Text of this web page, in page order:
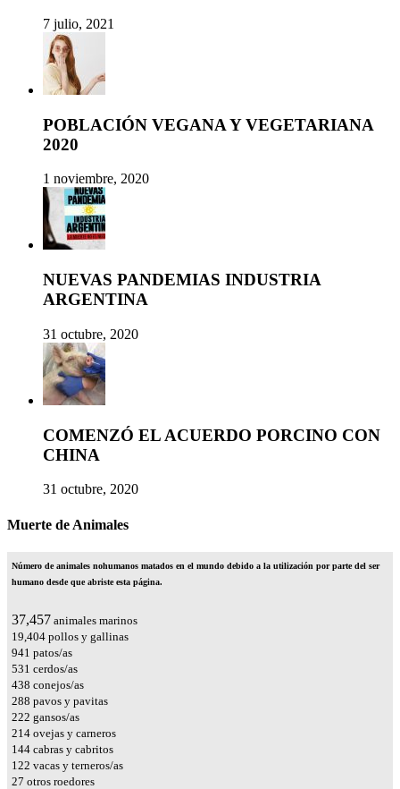
7 julio, 2021
POBLACIÓN VEGANA Y VEGETARIANA
2020
1 noviembre, 2020
NUEVAS PANDEMIAS INDUSTRIA
ARGENTINA
31 octubre, 2020
COMENZÓ EL ACUERDO PORCINO CON
CHINA
31 octubre, 2020
Muerte de Animales
Número de animales nohumanos matados en el mundo debido a la utilización por parte del ser
humano desde que abriste esta página.
43,522 animales marinos
22,546 pollos y gallinas
1,094patos/as
617 cerdos/as
509 conejos/as
334 pavos y pavitas
258 gansos/as
249 ovejas y carneros
167 cabras y cabritos
141 vacas y terneros/as
31 otros roedores